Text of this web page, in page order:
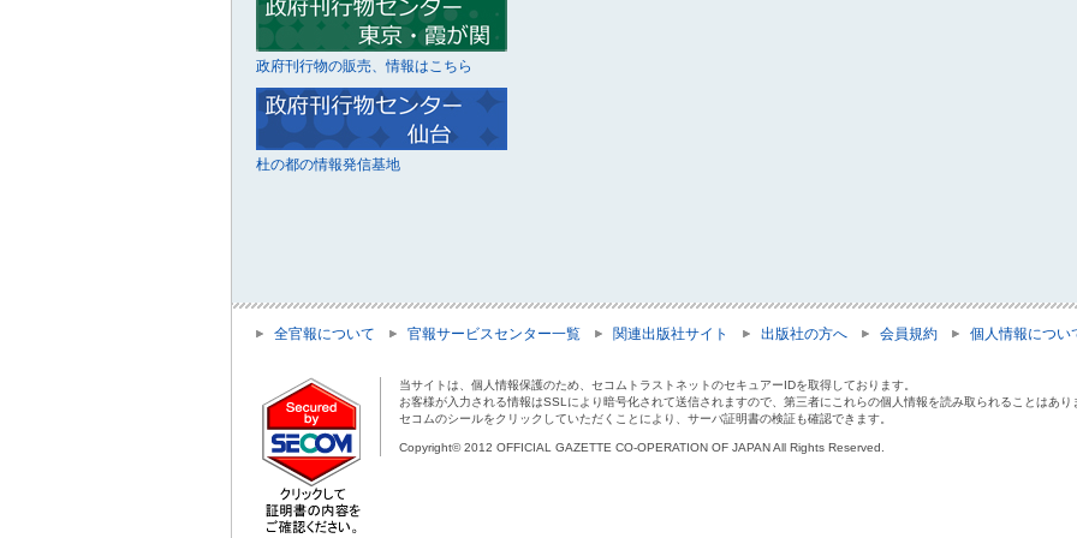
政府刊行物の販売、情報はこちら
杜の都の情報発信基地
全官報について 官報サービスセンター一覧 関連出版社サイト 出版社の方へ 会員規約 個人情報につい
当サイトは、個人情報保護のため、セコムトラストネットのセキュアーIDを取得しております。
お客様が入力される情報はSSLにより暗号化されて送信されますので、第三者にこれらの個人情報を読み取られることはあり
セコムのシールをクリックしていただくことにより、サーバ証明書の検証も確認できます。
Copyright© 2012 OFFICIAL GAZETTE CO-OPERATION OF JAPAN All Rights Reserved.